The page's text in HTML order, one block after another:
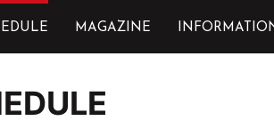
MAGAZINE